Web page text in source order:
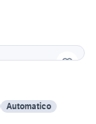
Automatico